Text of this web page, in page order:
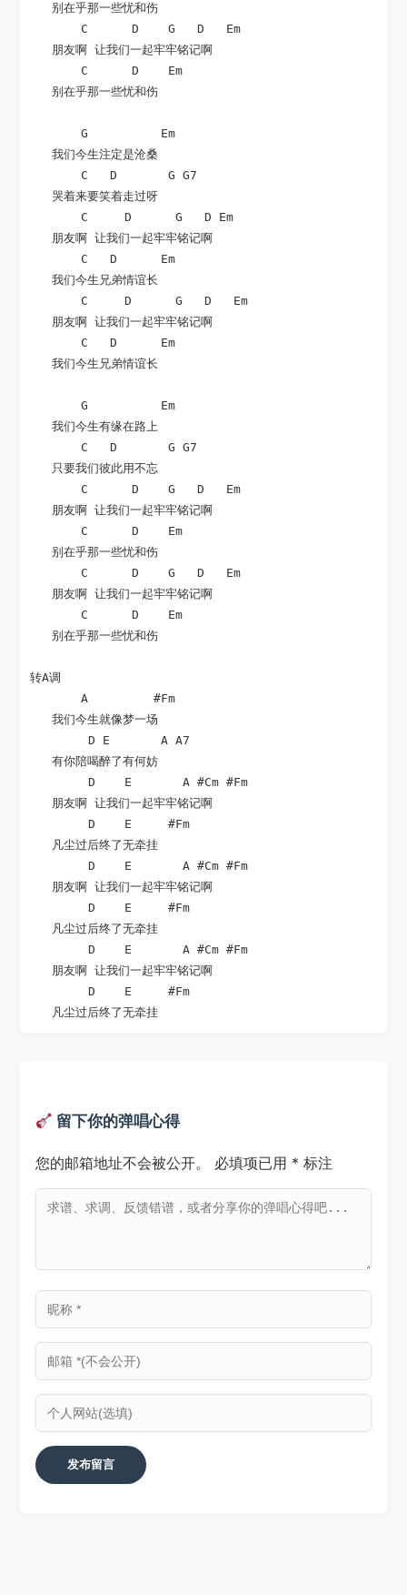
   别在乎那一些忧和伤
       C      D    G   D   Em
   朋友啊 让我们一起牢牢铭记啊
       C      D    Em
   别在乎那一些忧和伤
       G          Em
   我们今生注定是沧桑
       C   D       G G7
   哭着来要笑着走过呀
       C     D      G   D Em
   朋友啊 让我们一起牢牢铭记啊
       C   D      Em
   我们今生兄弟情谊长
       C     D      G   D   Em
   朋友啊 让我们一起牢牢铭记啊
       C   D      Em
   我们今生兄弟情谊长
       G          Em
   我们今生有缘在路上
       C   D       G G7
   只要我们彼此用不忘
       C      D    G   D   Em
   朋友啊 让我们一起牢牢铭记啊
       C      D    Em
   别在乎那一些忧和伤
       C      D    G   D   Em
   朋友啊 让我们一起牢牢铭记啊
       C      D    Em
   别在乎那一些忧和伤
转A调
       A         #Fm
   我们今生就像梦一场
        D E       A A7
   有你陪喝醉了有何妨
        D    E       A #Cm #Fm
   朋友啊 让我们一起牢牢铭记啊
        D    E     #Fm
   凡尘过后终了无牵挂
        D    E       A #Cm #Fm
   朋友啊 让我们一起牢牢铭记啊
        D    E     #Fm
   凡尘过后终了无牵挂
        D    E       A #Cm #Fm
   朋友啊 让我们一起牢牢铭记啊
        D    E     #Fm
   凡尘过后终了无牵挂
留下你的弹唱心得
您的邮箱地址不会被公开。 必填项已用 * 标注